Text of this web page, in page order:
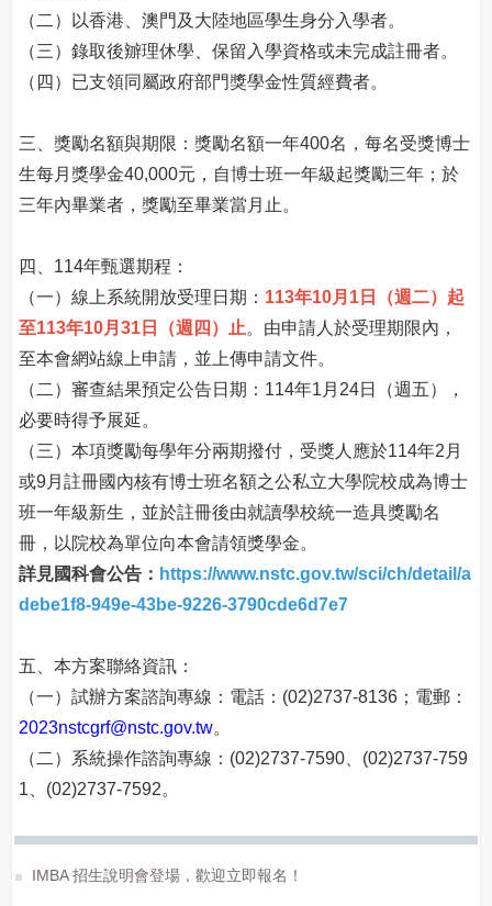
（二）以香港、澳門及大陸地區學生身分入學者。
（三）錄取後辧理休學、保留入學資格或未完成註冊者。
（四）已支領同屬政府部門獎學金性質經費者。
三、獎勵名額與期限：獎勵名額一年400名，每名受獎博士
生每月獎學金40,000元，自博士班一年級起獎勵三年；於
三年內畢業者，獎勵至畢業當月止。
四、114年甄選期程：
（一）線上系統開放受理日期： 113年10月1日（週二）起
至113年10月31日（週四）止。由申請人於受理期限內，
至本會網站線上申請，並上傳申請文件。
（二）審查結果預定公告日期：114年1月24日（週五），
必要時得予展延。
（三）本項獎勵每學年分兩期撥付，受獎人應於114年2月
或9月註冊國內核有博士班名額之公私立大學院校成為博士
班一年級新生，並於註冊後由就讀學校統一造具獎勵名
冊，以院校為單位向本會請領獎學金。
詳見國科會公告： https://www.nstc.gov.tw/sci/ch/detail/a
debe1f8-949e-43be-9226-3790cde6d7e7
五、本方案聯絡資訊：
（一）試辦方案諮詢專線：電話：(02)2737-8136；電郵：
2023nstcgrf@nstc.gov.tw。
（二）系統操作諮詢專線：(02)2737-7590、(02)2737-759
1、(02)2737-7592。
IMBA 招生說明會登場，歡迎立即報名！